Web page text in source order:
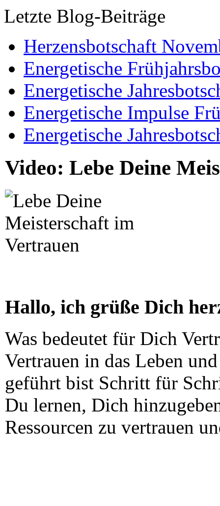
Letzte Blog-Beiträge
Herzensbotschaft
Energetische
Energetische
Energetische Impulse
Energetische
Video: Lebe Deine
Hallo, ich grüße Dich
Was bedeutet für Dich
Vertrauen in das Leben
geführt bist Schritt für
Du lernen, Dich
Ressourcen zu vertrauen